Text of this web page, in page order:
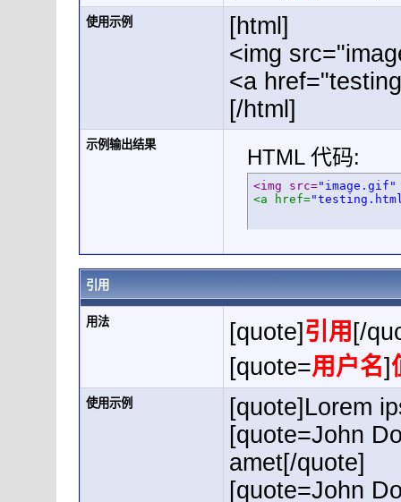
使用示例
[html]
<img
<a
[/html]
示例输出结果
HTML 代码:
<img src="image.gif"
<a href=
引用
用法 [quote] 引用 [/
[quote=用户名]
使用示例
[quote]Lorem
[quote=John
amet[/quote]
[quote=John